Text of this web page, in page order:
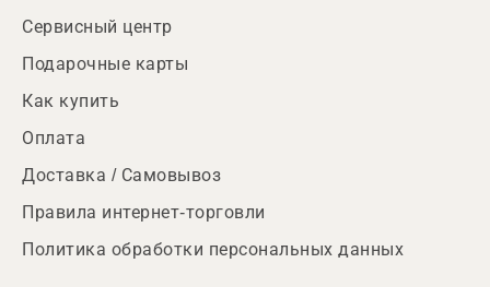
Сервисный центр
Подарочные карты
Как купить
Оплата
Доставка / Самовывоз
Правила интернет-торговли
Политика обработки персональных данных